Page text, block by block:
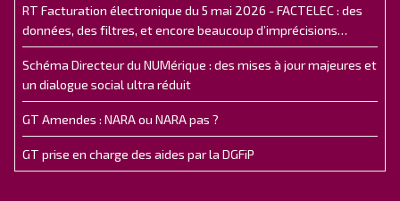
RT Facturation électronique du 5 mai 2026 - FACTELEC : des
données, des filtres, et encore beaucoup d’imprécisions…
Schéma Directeur du NUMérique : des mises à jour majeures et
un dialogue social ultra réduit
GT Amendes : NARA ou NARA pas ?
GT prise en charge des aides par la DGFiP